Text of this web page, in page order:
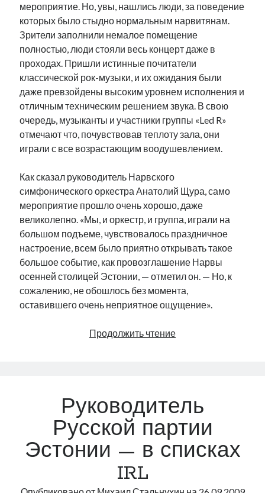
мероприятие. Но, увы, нашлись люди, за поведение
которых было стыдно нормальным нарвитянам.
Зрители заполнили немалое помещение
полностью, люди стояли весь концерт даже в
проходах. Пришли истинные почитатели
классической рок-музыки, и их ожидания были
даже превзойдены высоким уровнем исполнения и
отличным техническим решением звука. В свою
очередь, музыканты и участники группы «Led R»
отмечают что, почувствовав теплоту зала, они
играли с все возрастающим воодушевлением.
Как сказал руководитель Нарвского
симфонического оркестра Анатолий Щура, само
мероприятие прошло очень хорошо, даже
великолепно. «Мы, и оркестр, и группа, играли на
большом подъеме, чувствовалось праздничное
настроение, всем было приятно открывать такое
большое событие, как провозглашение Нарвы
осенней столицей Эстонии, — отметил он. — Но, к
сожалению, не обошлось без момента,
оставившего очень неприятное ощущение».
Продолжить чтениеТаланты
Руководитель
Русской партии
Эстонии — в списках
IRL